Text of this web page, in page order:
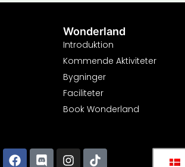
Wonderland
Introduktion
Kommende Aktiviteter
Bygninger
Faciliteter
Book Wonderland